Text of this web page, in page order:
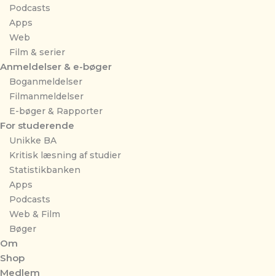
Podcasts
Apps
Web
Film & serier
Anmeldelser & e-bøger
Boganmeldelser
Filmanmeldelser
E-bøger & Rapporter
For studerende
Unikke BA
Kritisk læsning af studier
Statistikbanken
Apps
Podcasts
Web & Film
Bøger
Om
Shop
Medlem